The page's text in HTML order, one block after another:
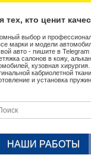
тех, кто ценит
выбор и
марки и модели
авто - пишите в
салонов в кожу,
кузовная
кабриолетной
и установка
НАШИ РАБОТЫ